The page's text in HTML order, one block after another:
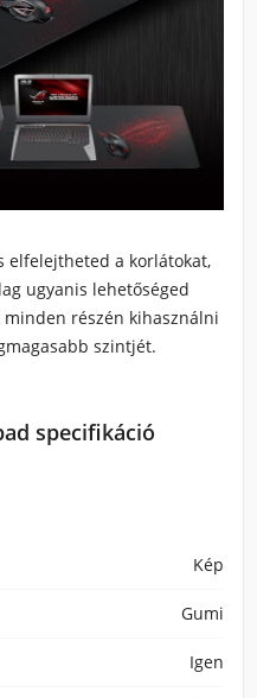
elfelejtheted a korlátokat,
ugyanis lehetőséged
részén kihasználni
szintjét.
specifikáció
Kép
Gumi
Igen